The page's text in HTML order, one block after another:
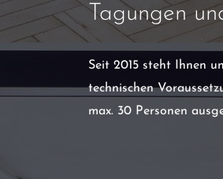
Tagungen
Seit 2015 steht Ihnen
technischen
max. 30 Personen